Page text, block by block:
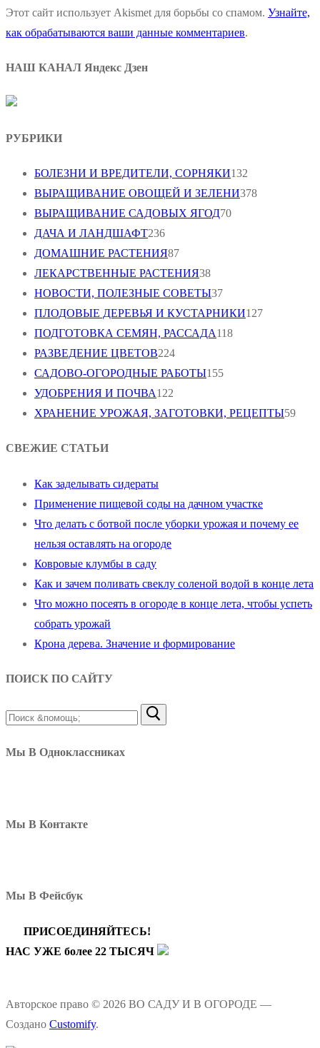
Этот сайт использует Akismet для борьбы со спамом. Узнайте,
как обрабатываются ваши данные комментариев.
НАШ КАНАЛ Яндекс Дзен
РУБРИКИ
БОЛЕЗНИ И ВРЕДИТЕЛИ, СОРНЯКИ132
ВЫРАЩИВАНИЕ ОВОЩЕЙ И ЗЕЛЕНИ378
ВЫРАЩИВАНИЕ САДОВЫХ ЯГОД70
ДАЧА И ЛАНДШАФТ236
ДОМАШНИЕ РАСТЕНИЯ87
ЛЕКАРСТВЕННЫЕ РАСТЕНИЯ38
НОВОСТИ, ПОЛЕЗНЫЕ СОВЕТЫ37
ПЛОДОВЫЕ ДЕРЕВЬЯ И КУСТАРНИКИ127
ПОДГОТОВКА СЕМЯН, РАССАДА118
РАЗВЕДЕНИЕ ЦВЕТОВ224
САДОВО-ОГОРОДНЫЕ РАБОТЫ155
УДОБРЕНИЯ И ПОЧВА122
ХРАНЕНИЕ УРОЖАЯ, ЗАГОТОВКИ, РЕЦЕПТЫ59
СВЕЖИЕ СТАТЬИ
Как заделывать сидераты
Применение пищевой соды на дачном участке
Что делать с ботвой после уборки урожая и почему ее
нельзя оставлять на огороде
Ковровые клумбы в саду
Как и зачем поливать свеклу соленой водой в конце лета
Что можно посеять в огороде в конце лета, чтобы успеть
собрать урожай
Крона дерева. Значение и формирование
ПОИСК ПО САЙТУ
Найти:
Мы В Одноклассниках
Мы В Контакте
Мы В Фейсбук
ПРИСОЕДИНЯЙТЕСЬ!
НАС УЖЕ более 22 ТЫСЯЧ
Авторское право © 2026 ВО САДУ И В ОГОРОДЕ —
Создано Customify.